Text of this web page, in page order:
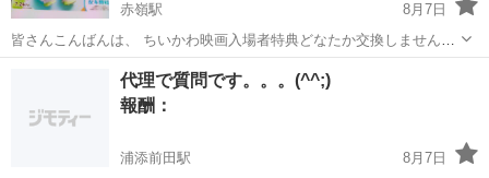
赤嶺駅
8月7日
皆さんこんばんは、 ちいかわ映画入場者特典どなたか交換しません
か？ (譲)モモンガ (求)ハチワレ、くりまんじゅう、シーサー どなたか
居ましたら、宜しくお願い致します、
赤嶺駅 交換したい
代理で質問です。。。(^^;)
報酬：
浦添前田駅
8月7日